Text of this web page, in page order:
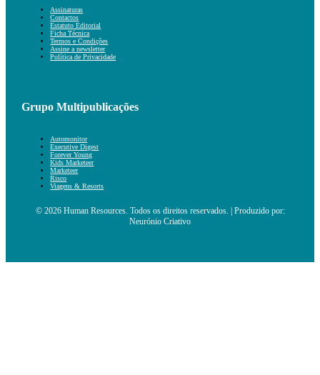
Assinaturas
Contactos
Estatuto Editorial
Ficha Técnica
Termos e Condições
Assine a newsletter
Política de Privacidade
Grupo Multipublicações
Automonitor
Executive Digest
Forever Young
Kids Marketeer
Marketeer
Risco
Viagens & Resorts
© 2026 Human Resources. Todos os direitos reservados. | Produzido por:
Neurónio Criativo